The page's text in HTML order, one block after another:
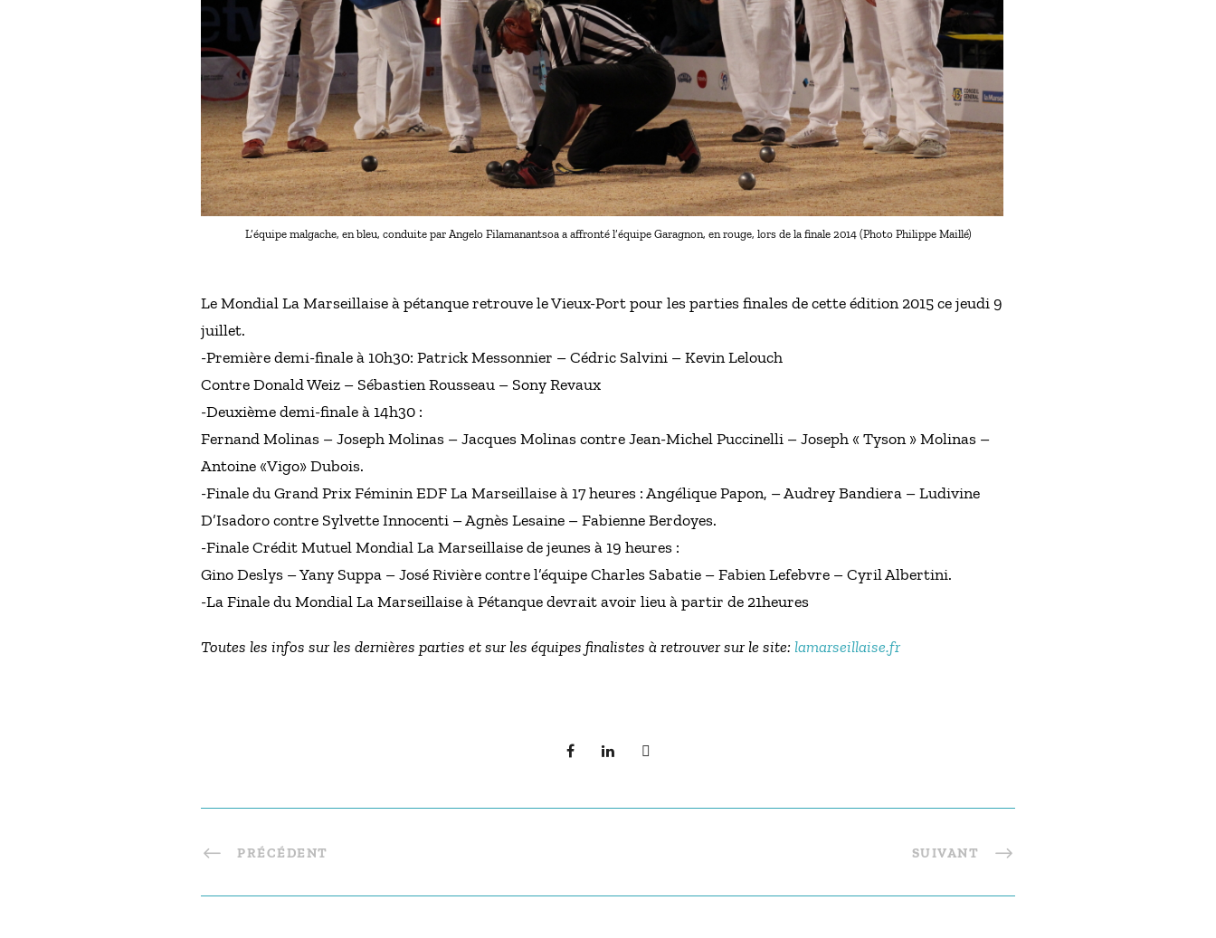
L’équipe malgache, en bleu, conduite par Angelo Filamanantsoa a affronté l’équipe Garagnon, en rouge, lors de la finale 2014 (Photo Philippe Maillé)
Le Mondial La Marseillaise à pétanque retrouve le Vieux-Port pour les parties finales de cette édition 2015 ce jeudi 9
juillet.
-Première demi-finale à 10h30: Patrick Messonnier – Cédric Salvini – Kevin Lelouch
Contre Donald Weiz – Sébastien Rousseau – Sony Revaux
-Deuxième demi-finale à 14h30 :
Fernand Molinas – Joseph Molinas – Jacques Molinas contre Jean-Michel Puccinelli – Joseph « Tyson » Molinas –
Antoine «Vigo» Dubois.
-Finale du Grand Prix Féminin EDF La Marseillaise à 17 heures : Angélique Papon, – Audrey Bandiera – Ludivine
D’Isadoro contre Sylvette Innocenti – Agnès Lesaine – Fabienne Berdoyes.
-Finale Crédit Mutuel Mondial La Marseillaise de jeunes à 19 heures :
Gino Deslys – Yany Suppa – José Rivière contre l’équipe Charles Sabatie – Fabien Lefebvre – Cyril Albertini.
-La Finale du Mondial La Marseillaise à Pétanque devrait avoir lieu à partir de 21heures
Toutes les infos sur les dernières parties et sur les équipes finalistes à retrouver sur le site: lamarseillaise.fr
PRÉCÉDENT SUIVANT